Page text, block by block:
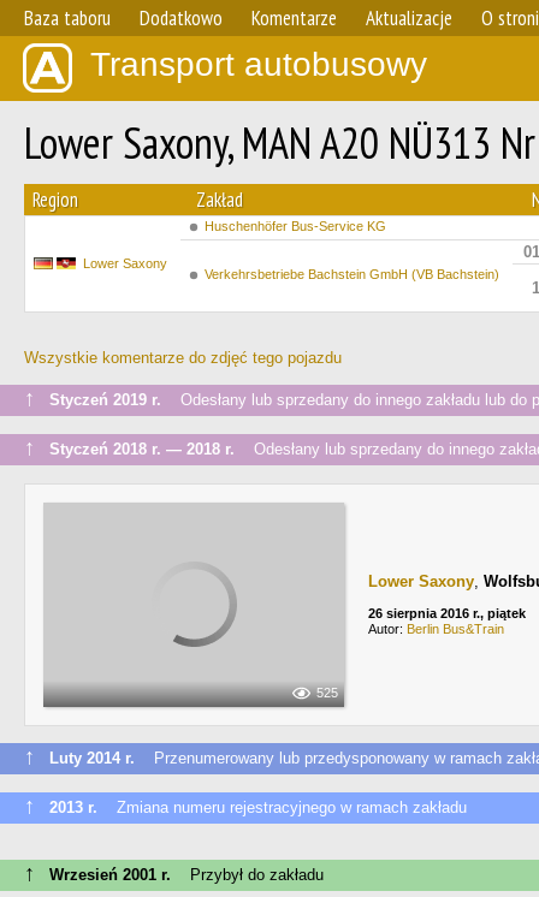
Baza taboru Dodatkowo Komentarze Aktualizacje O
Transport autobusowy
Lower Saxony, MAN A20 NÜ313
Region Zakład
Lower Saxony
Huschenhöfer Bus-Service KG
Verkehrsbetriebe Bachstein GmbH (VB Bachstein)
Wszystkie komentarze do zdjęć tego pojazdu
↑ Styczeń 2019 r. Odesłany lub sprzedany do innego zakładu lub do
↑ Styczeń 2018 r. — 2018 r. Odesłany lub sprzedany do innego
525
Lower Saxony,
26 sierpnia 2016 r., piątek
Autor: Berlin Bus&Train
↑ Luty 2014 r. Przenumerowany lub przedysponowany w ramach
↑ 2013 r. Zmiana numeru rejestracyjnego w ramach zakładu
↑ Wrzesień 2001 r. Przybył do zakładu